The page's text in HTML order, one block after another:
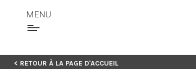
Skip
MENU
< RETOUR À LA PAGE D'ACCUEIL